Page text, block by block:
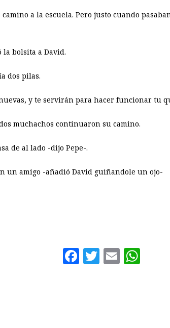
a la escuela. Pero justo cuando
la bolsita a David.
dos pilas.
y te servirán para hacer funcionar tu
muchachos continuaron su camino.
de al lado -dijo Pepe-.
un amigo -añadió David guiñandole un ojo-
Facebook
Twitter
Email